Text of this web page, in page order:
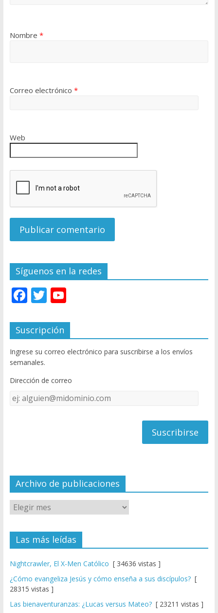
Nombre *
Correo electrónico *
Web
Síguenos en la redes
F
e
b
o
o
k
T
itt
er
Y
u
T
u
e
C
el
Suscripción
Ingrese su correo electrónico para suscribirse a los envíos
semanales.
Dirección de correo
Dirección
Archivo de publicaciones
Las más leídas
Nightcrawler, El X-Men Católico [ 34636 vistas ]
¿Cómo evangeliza Jesús y cómo enseña a sus discípulos?[
28315 vistas ]
Las bienaventuranzas: ¿Lucas versus Mateo?[ 23211 vistas ]